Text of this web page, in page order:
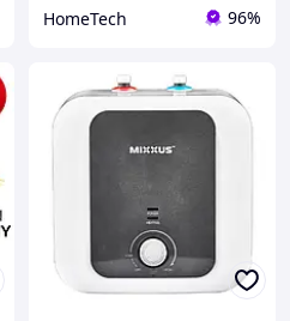
HomeTech 96%